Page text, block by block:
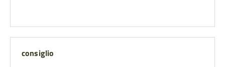
consiglio